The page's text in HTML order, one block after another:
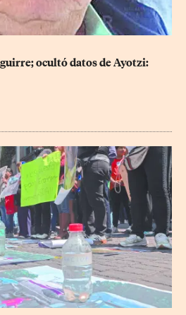
ocultó datos de Ayotzi: